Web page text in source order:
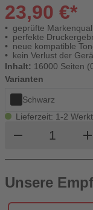
23,90 €*
geprüfte
perfekte
neue kompatible
kein Verlust der
Inhalt: 16000 Seiten
Varianten
Schwarz
Lieferzeit: 1-2
remove Produktadd
Unsere